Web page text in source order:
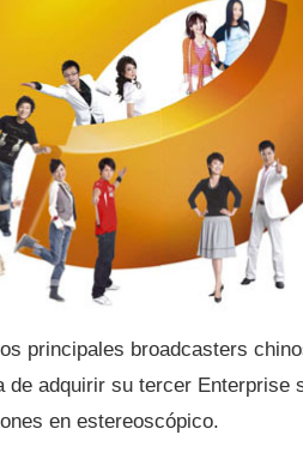
principales broadcasters
de adquirir su tercer Enterprise
en estereoscópico.